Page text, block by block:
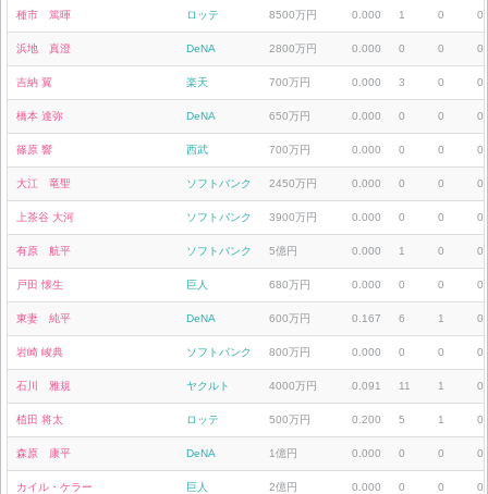
種市 篤暉 ロッテ 8500万円 0.000 1 0 0
浜地 真澄 DeNA 2800万円 0.000 0 0 0
吉納 翼 楽天 700万円 0.000 3 0 0
橋本 達弥 DeNA 650万円 0.000 0 0 0
篠原 響 西武 700万円 0.000 0 0 0
大江 竜聖 ソフトバンク 2450万円 0.000 0 0 0
上茶谷 大河 ソフトバンク 3900万円 0.000 0 0 0
有原 航平 ソフトバンク 5億円 0.000 1 0 0
戸田 懐生 巨人 680万円 0.000 0 0 0
東妻 純平 DeNA 600万円 0.167 6 1 0
岩崎 峻典 ソフトバンク 800万円 0.000 0 0 0
石川 雅規 ヤクルト 4000万円 0.091 11 1 0
植田 将太 ロッテ 500万円 0.200 5 1 0
森原 康平 DeNA 1億円 0.000 0 0 0
カイル・ケラー 巨人 2億円 0.000 0 0 0